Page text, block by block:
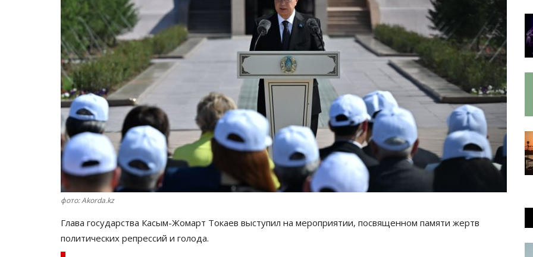
фото: Akorda.kz
Глава государства Касым-Жомарт Токаев выступил на мероприятии, посвященном памяти жертв
политических репрессий и голода.